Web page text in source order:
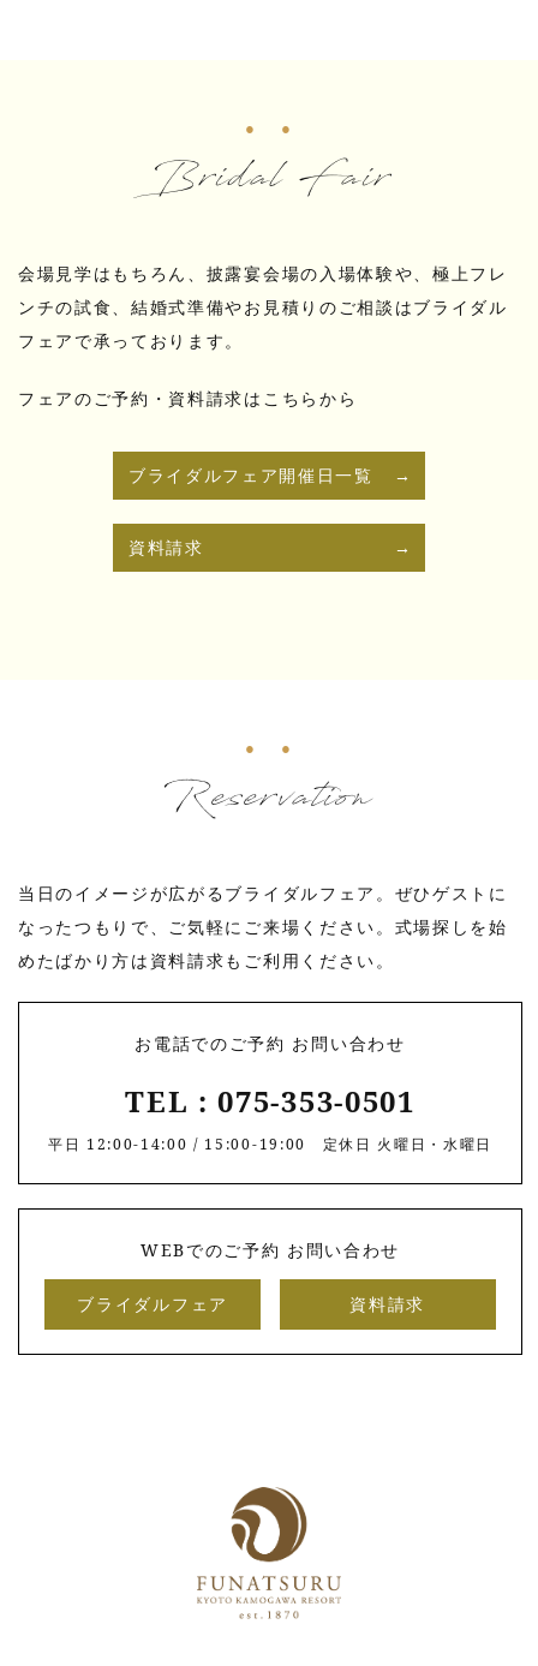
Bridal Fair
会場見学はもちろん、披露宴会場の入場体験や、極上フレ
ンチの試食、結婚式準備やお見積りのご相談はブライダル
フェアで承っております。
フェアのご予約・資料請求はこちらから
ブライダルフェア開催日一覧
資料請求
Reservation
当日のイメージが広がるブライダルフェア。ぜひゲストに
なったつもりで、 ご気軽にご来場ください。式場探しを始
めたばかり方は資料請求もご利用ください。
お電話でのご予約 お問い合わせ
TEL : 075-353-0501
平日 12:00-14:00 / 15:00-19:00 定休日 火曜日・水曜日
WEBでのご予約 お問い合わせ
ブライダルフェア 資料請求